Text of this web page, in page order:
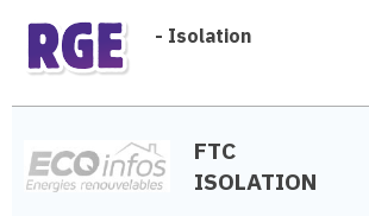
- Isolation
FTC
ISOLATION